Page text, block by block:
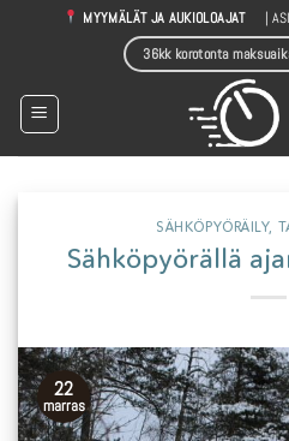
MYYMÄLÄT JA AUKIOLOAJAT |
36kk korotonta
SÄHKÖPYÖRÄILY,
Sähköpyörällä
22
marras